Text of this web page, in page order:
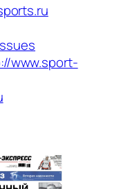
www.sport-